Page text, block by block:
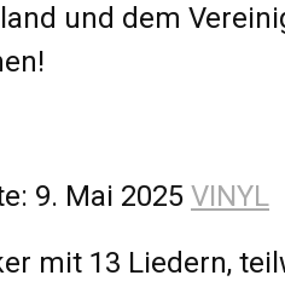
und dem
9. Mai 2025 VINYL
mit 13 Liedern,